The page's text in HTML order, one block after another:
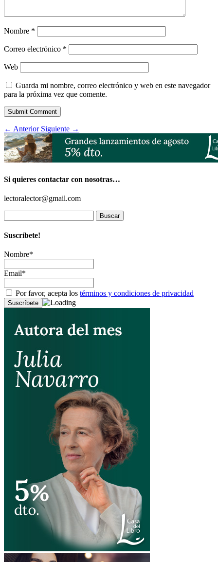
Nombre *
Correo electrónico *
Web
Guarda mi nombre, correo electrónico y web en este navegador
para la próxima vez que comente.
Submit Comment
← Anterior Siguiente →
Si quieres contactar con nosotras…
lectoralector@gmail.com
Suscríbete!
Nombre*
Email*
Por favor, acepta los términos y condiciones de privacidad